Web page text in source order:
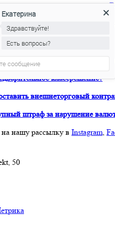
расходы своей компании на
Как вывести продукт на
товарный знак в ТРОИС?
таможни о
классрешение?
внешнеторговый
штраф за нарушение
на нашу рассылку в Instagram,
50
Екатерина
Здравствуйте!
Есть вопросы?